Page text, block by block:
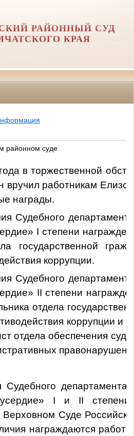
РАЙОННЫЙ СУД
КРАЯ
районном суде
в торжественной
вручил работникам
награды.
Судебного
I степени
государственной
коррупции.
Судебного
II степени
отдела
коррупции и
отдела обеспечения
Судебного
I и II степени
Суде
награждаются